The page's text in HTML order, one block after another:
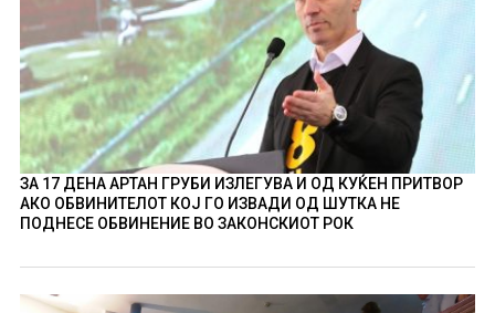
ЗА 17 ДЕНА АРТАН ГРУБИ ИЗЛЕГУВА И ОД КУЌЕН ПРИТВОР
АКО ОБВИНИТЕЛОТ КОЈ ГО ИЗВАДИ ОД ШУТКА НЕ
ПОДНЕСЕ ОБВИНЕНИЕ ВО ЗАКОНСКИОТ РОК